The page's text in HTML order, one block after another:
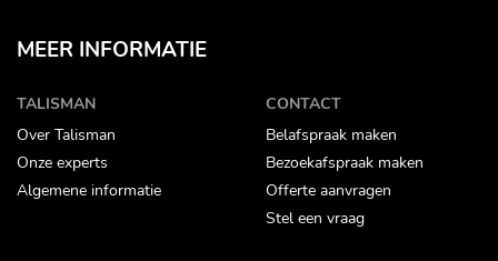
MEER INFORMATIE
TALISMAN
Over Talisman
Onze experts
Algemene informatie
CONTACT
Belafspraak maken
Bezoekafspraak maken
Offerte aanvragen
Stel een vraag